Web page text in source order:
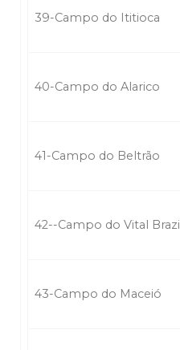
39-Campo do Ititioca
40-Campo do Alarico
41-Campo do Beltrão
42--Campo do Vital Brazil
43-Campo do Maceió